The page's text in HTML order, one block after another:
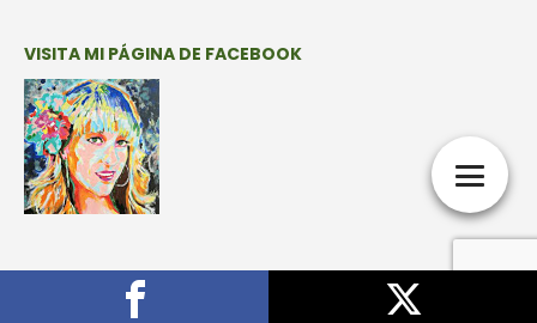
VISITA MI PÁGINA DE FACEBOOK